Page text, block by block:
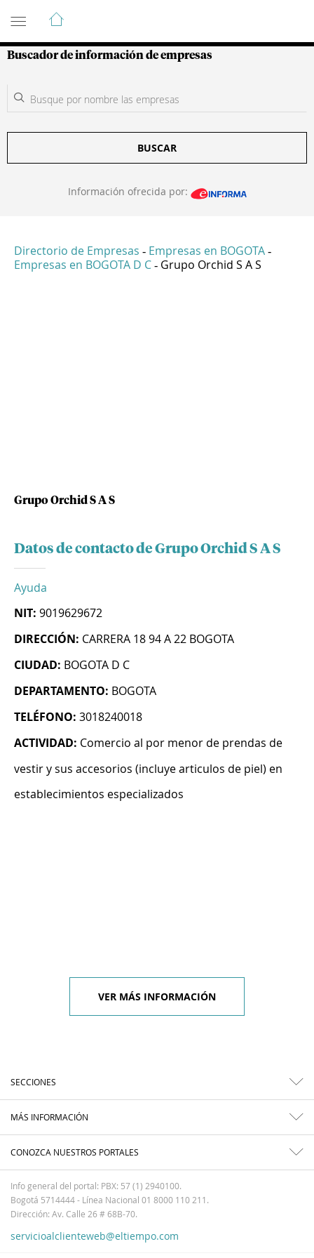
Guía de Empresas Colombianas
Buscador de información de empresas
BUSCAR
Información ofrecida por:
Directorio de Empresas - Empresas en BOGOTA -
Empresas en BOGOTA D C - Grupo Orchid S A S
Grupo Orchid S A S
Datos de contacto de Grupo Orchid S A S
Ayuda
NIT: 9019629672
DIRECCIÓN: CARRERA 18 94 A 22 BOGOTA
CIUDAD: BOGOTA D C
DEPARTAMENTO: BOGOTA
TELÉFONO: 3018240018
ACTIVIDAD: Comercio al por menor de prendas de
vestir y sus accesorios (incluye articulos de piel) en
establecimientos especializados
VER MÁS INFORMACIÓN
SECCIONES
MÁS INFORMACIÓN
CONOZCA NUESTROS PORTALES
Info general del portal: PBX: 57 (1) 2940100.
Bogotá 5714444 - Línea Nacional 01 8000 110 211.
Dirección: Av. Calle 26 # 68B-70.
servicioalclienteweb@eltiempo.com